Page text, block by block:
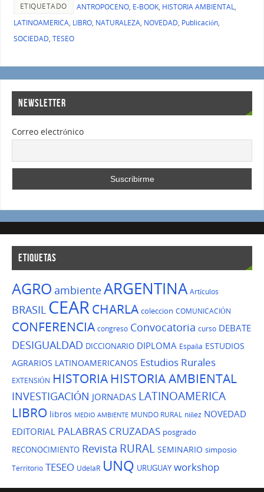
ETIQUETADO ANTROPOCENO, E-BOOK, HISTORIA AMBIENTAL,
LATINOAMERICA, LIBRO, NATURALEZA, NOVEDAD, Publicación,
SOCIEDAD, TESEO
NEWSLETTER
Correo electrónico
ETIQUETAS
AGRO ambienteARGENTINA Artículos
BRASIL CEARCHARLA coleccion COMUNICACIÓN
CONFERENCIA congreso Convocatoria curso DEBATE
DESIGUALDAD DICCIONARIO DIPLOMA España ESTUDIOS
AGRARIOS LATINOAMERICANOS Estudios Rurales
EXTENSIÓN HISTORIA HISTORIA AMBIENTAL
INVESTIGACIÓN JORNADAS LATINOAMERICA
LIBRO libros MEDIO AMBIENTE MUNDO RURAL niñez NOVEDAD
EDITORIAL PALABRAS CRUZADAS posgrado
RECONOCIMIENTO Revista RURAL SEMINARIO simposio
Territorio TESEO UdelaR UNQ URUGUAY workshop